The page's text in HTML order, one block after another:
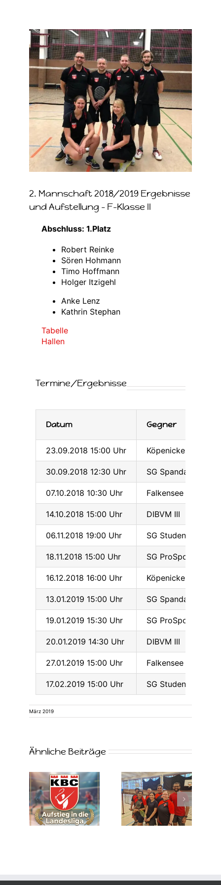
Zeige
grösseres
Bild
2. Mannschaft 2018/2019 Ergebnisse
und Aufstellung – F-Klasse II
Abschluss: 1.Platz
Robert Reinke
Sören Hohmann
Timo Hoffmann
Holger Itzigehl
Anke Lenz
Kathrin Stephan
Tabelle
Hallen
Termine/Ergebnisse
Datum Gegner
23.09.2018 15:00 Uhr Köpenicker SC II
30.09.2018 12:30 Uhr SG Spandau /
07.10.2018 10:30 Uhr Falkensee /
14.10.2018 15:00 Uhr DIBVM III
06.11.2018 19:00 Uhr SG Studenten /
18.11.2018 15:00 Uhr SG ProSport /
16.12.2018 16:00 Uhr Köpenicker SC II
13.01.2019 15:00 Uhr SG Spandau /
19.01.2019 15:30 Uhr SG ProSport /
20.01.2019 14:30 Uhr DIBVM III
27.01.2019 15:00 Uhr Falkensee /
17.02.2019 15:00 Uhr SG Studenten /
März 2019
Ähnliche Beiträge
5.
Mannschaft
2024/2025 –
F-Klasse
4.
Mannschaft
2024/2025 –
D-Klasse II